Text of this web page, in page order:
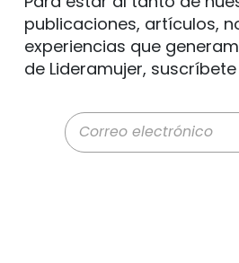
publicaciones, artículos,
experiencias que
de Lideramujer,
Correo electrónico